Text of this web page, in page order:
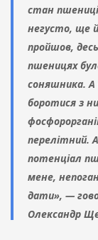
стан
негусто, ще
пройшов,
пшеницях
соняшника. А
боротися з
перелітний.
потенціал
мене,
дати», —
Олександр